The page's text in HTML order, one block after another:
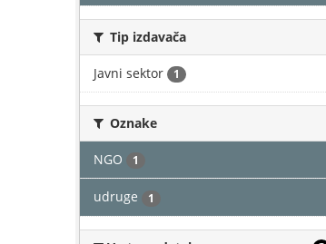
Tip izdavača
Javni sektor 1
Oznake
NGO 1
udruge 1